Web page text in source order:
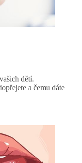
dětí.
a čemu dáte